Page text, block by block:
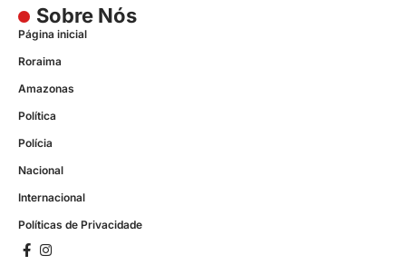
Sobre Nós
Página inicial
Roraima
Amazonas
Política
Polícia
Nacional
Internacional
Políticas de Privacidade